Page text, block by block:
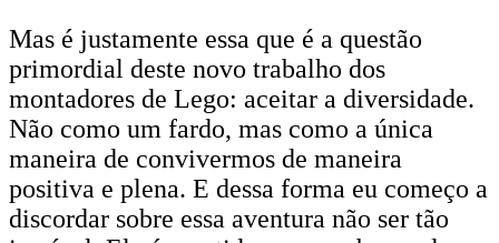
Mas é justamente essa que é a questão
primordial deste novo trabalho dos
montadores de Lego: aceitar a diversidade.
Não como um fardo, mas como a única
maneira de convivermos de maneira
positiva e plena. E dessa forma eu começo a
discordar sobre essa aventura não ser tão